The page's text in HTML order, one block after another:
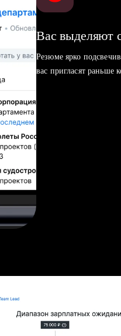
Вас выделяют
Резюме ярко
вас пригласят раньше